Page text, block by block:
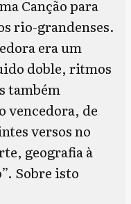
Canção para
rio-grandenses.
era um
doble, ritmos
também
vencedora, de
versos no
geografia à
Sobre isto